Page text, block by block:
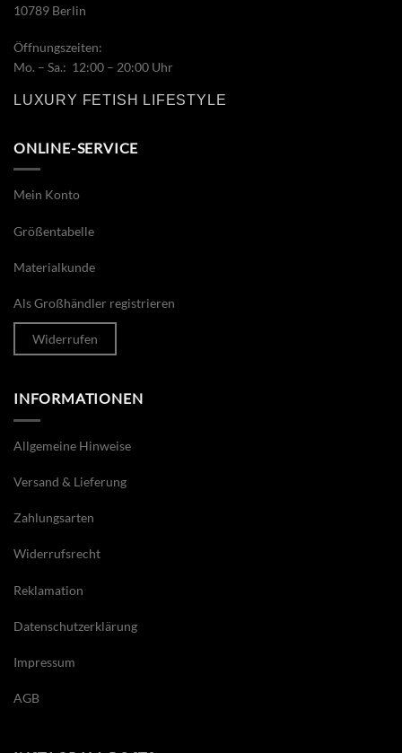
10789 Berlin
Öffnungszeiten:
Mo. – Sa.: 12:00 – 20:00 Uhr
LUXURY FETISH LIFESTYLE
ONLINE-SERVICE
Mein Konto
Größentabelle
Materialkunde
Als Großhändler registrieren
Widerrufen
INFORMATIONEN
Allgemeine Hinweise
Versand & Lieferung
Zahlungsarten
Widerrufsrecht
Reklamation
Datenschutzerklärung
Impressum
AGB